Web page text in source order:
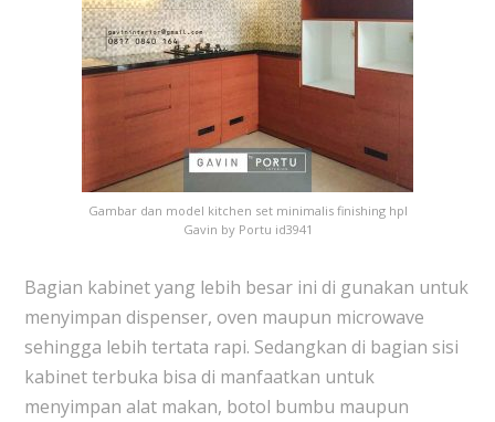
Gambar dan model kitchen set minimalis finishing hpl
Gavin by Portu id3941
Bagian kabinet yang lebih besar ini di gunakan untuk
menyimpan dispenser, oven maupun microwave
sehingga lebih tertata rapi. Sedangkan di bagian sisi
kabinet terbuka bisa di manfaatkan untuk
menyimpan alat makan, botol bumbu maupun